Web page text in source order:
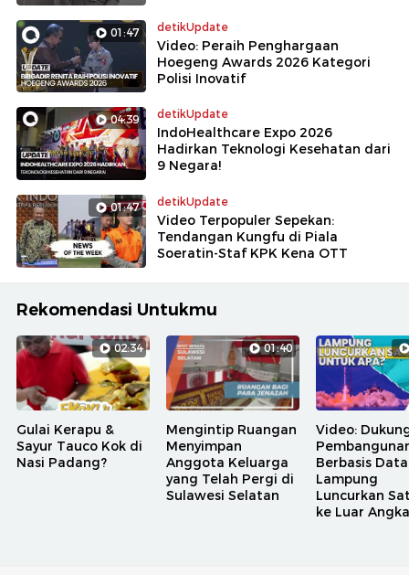
01:47 detikUpdate
Video: Peraih Penghargaan
Hoegeng Awards 2026 Kategori
Polisi Inovatif
04:39 detikUpdate
IndoHealthcare Expo 2026
Hadirkan Teknologi Kesehatan dari
9 Negara!
01:47 detikUpdate
Video Terpopuler Sepekan:
Tendangan Kungfu di Piala
Soeratin-Staf KPK Kena OTT
Rekomendasi Untukmu
02:34
Gulai Kerapu &
Sayur Tauco Kok di
Nasi Padang?
01:40
Mengintip Ruangan
Menyimpan
Anggota Keluarga
yang Telah Pergi di
Sulawesi Selatan
Video:
Berbasis
Lampung
Luncurkan
ke Luar